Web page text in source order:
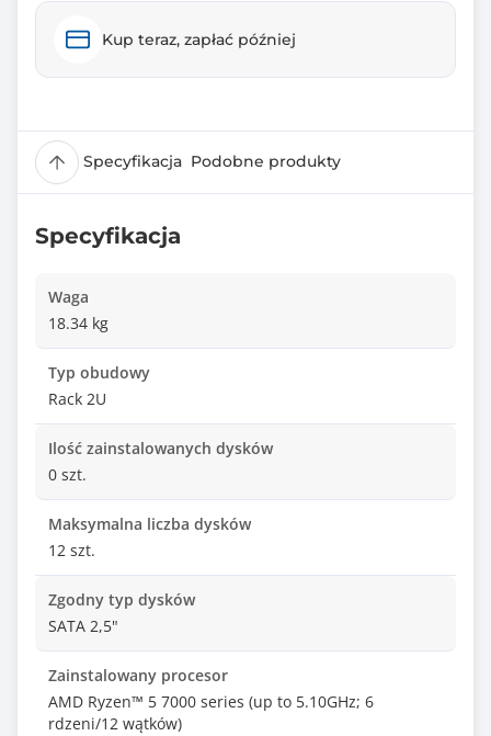
Kup teraz, zapłać później
Specyfikacja Podobne produkty
Specyfikacja
Waga
18.34 kg
Typ obudowy
Rack 2U
Ilość zainstalowanych dysków
0 szt.
Maksymalna liczba dysków
12 szt.
Zgodny typ dysków
SATA 2,5"
Zainstalowany procesor
AMD Ryzen™ 5 7000 series (up to 5.10GHz; 6
rdzeni/12 wątków)